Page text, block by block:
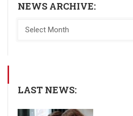
NEWS ARCHIVE:
LAST NEWS: